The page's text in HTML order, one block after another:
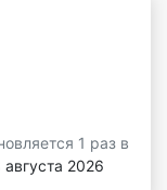
1 раз в
августа 2026